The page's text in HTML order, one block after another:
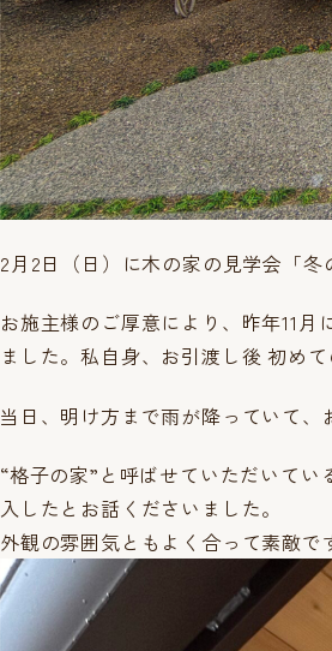
2月2日（日）に木の家の見学会「冬
お施主様のご厚意により、昨年11
ました。私自身、お引渡し後 初め
当日、明け方まで雨が降っていて、
“格子の家”と呼ばせていただいて
入したとお話くださいました。
外観の雰囲気ともよく合って素敵で